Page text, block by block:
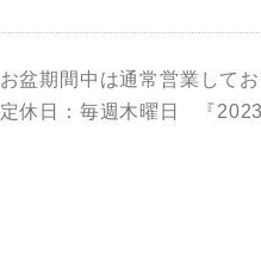
お盆期間中は通常営業して
定休日：毎週木曜日 『